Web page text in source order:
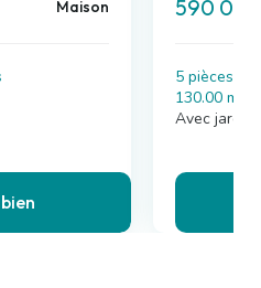
Maison 590
5 pièces , 2
130.00 m²
Avec jardin